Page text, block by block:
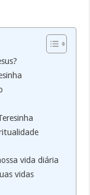
vida diária
vidas